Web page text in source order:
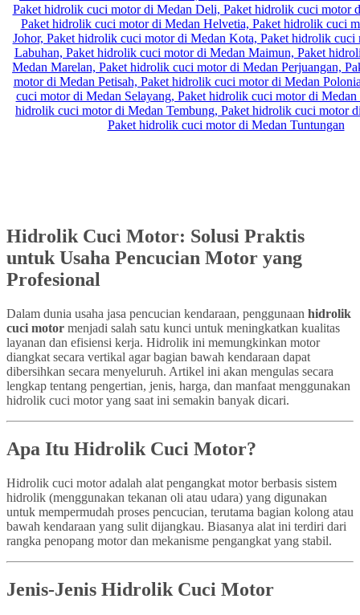
Hidrolik Cuci Motor: Solusi Praktis
untuk Usaha Pencucian Motor yang
Profesional
Dalam dunia usaha jasa pencucian kendaraan, penggunaan hidrolik
cuci motor menjadi salah satu kunci untuk meningkatkan kualitas
layanan dan efisiensi kerja. Hidrolik ini memungkinkan motor
diangkat secara vertikal agar bagian bawah kendaraan dapat
dibersihkan secara menyeluruh. Artikel ini akan mengulas secara
lengkap tentang pengertian, jenis, harga, dan manfaat menggunakan
hidrolik cuci motor yang saat ini semakin banyak dicari.
Apa Itu Hidrolik Cuci Motor?
Hidrolik cuci motor adalah alat pengangkat motor berbasis sistem
hidrolik (menggunakan tekanan oli atau udara) yang digunakan
untuk mempermudah proses pencucian, terutama bagian kolong atau
bawah kendaraan yang sulit dijangkau. Biasanya alat ini terdiri dari
rangka penopang motor dan mekanisme pengangkat yang stabil.
Jenis-Jenis Hidrolik Cuci Motor